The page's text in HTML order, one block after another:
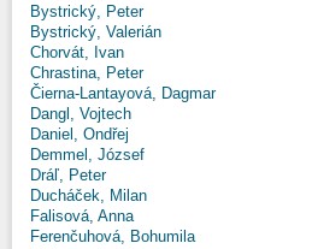
Bystrický, Peter
Bystrický, Valerián
Chorvát, Ivan
Chrastina, Peter
Čierna-Lantayová, Dagmar
Dangl, Vojtech
Daniel, Ondřej
Demmel, József
Dráľ, Peter
Ducháček, Milan
Falisová, Anna
Ferenčuhová, Bohumila